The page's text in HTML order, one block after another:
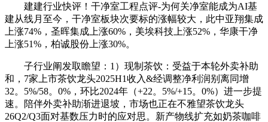
建建行业快评！干净室工程点评-为何关净室能成为AI基
建从线月至今，干净室板块次要标的涨幅较大，此中亚翔集成
上涨74%，圣晖集成上涨60%，美埃科技上涨52%，华康干净
上涨51%，柏诚股份上涨30%。
子行业阐发取瞻望：1）现制茶饮：受益于本轮外卖补助
和，7家上市茶饮龙头2025H1收入&经调整净利润别离同增
32。5%/58。0%，环比2024年（+22。5%/+15。0%）进一步提
速。陪伴外卖补助渐进退坡，市场也正在不雅望茶饮龙头
26Q2/Q3面对基数压力时的应对思。新产物线扩充如奶茶咖啡